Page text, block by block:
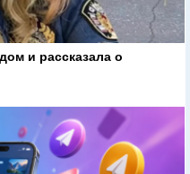
и рассказала о